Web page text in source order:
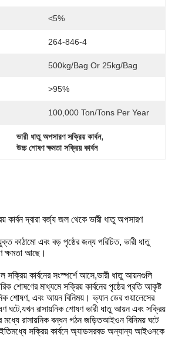
<5%
264-846-4
500kg/bag Or 25kg/bag
>95%
100,000 Ton/Tons Per Year
ভারী ধাতু অপসারণ সক্রিয় কার্বন,
উচ্চ শোষণ ক্ষমতা সক্রিয় কার্বন
দ্বারা বর্জ্য জল থেকে ভারী ধাতু অপসারণ
কাঠামো এবং বড় পৃষ্ঠের জন্য পরিচিত, ভারী ধাতু
ক্ষমতা আছে।
সক্রিয় কার্বনের সংস্পর্শে আসে,ভারী ধাতু আয়নগুলি
শোষণের মাধ্যমে সক্রিয় কার্বনের পৃষ্ঠের প্রতি আকৃষ্ট
শোষণ, এবং আয়ন বিনিময়। ভ্যান ডের ওয়ালেসের
ঘটে,যখন রাসায়নিক শোষণ ভারী ধাতু আয়ন এবং সক্রিয়
মধ্যে রাসায়নিক বন্ধন গঠন জড়িতআইওন বিনিময় ঘটে
সক্রিয় কার্বনে অ্যাডসরবড অন্যান্য আইওনকে